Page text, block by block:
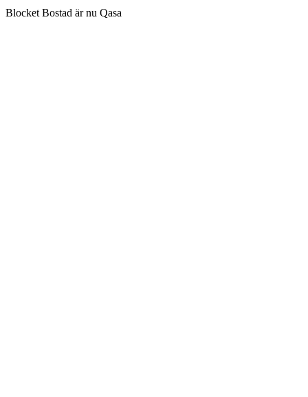
Blocket Bostad är nu Qasa